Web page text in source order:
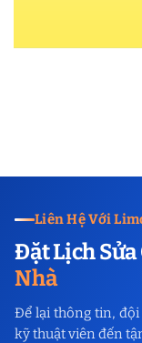
Liên Hệ Với
Đặt Lịch Sửa
Nhà
Để lại thông tin, đội
kỹ thuật viên đến